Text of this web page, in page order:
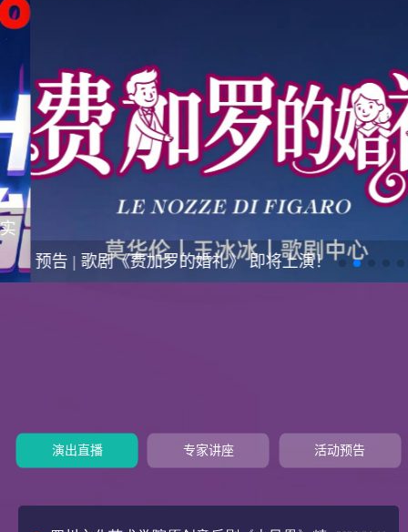
预告 | 歌剧《费加罗的婚礼》 即将上演！
演出直播 专家讲座 活动预告